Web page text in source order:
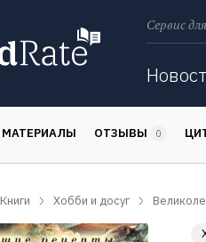
Сервис
МАТЕРИАЛЫ ОТЗЫВЫ 0
Книги Хобби и досуг